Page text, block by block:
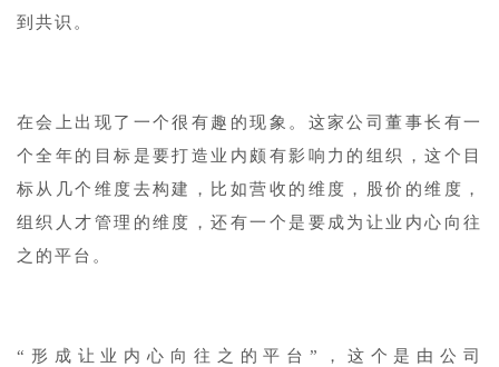
到共识。
在会上出现了一个很有趣的现象。这家公司董事长有一
个全年的目标是要打造业内颇有影响力的组织，这个目
标从几个维度去构建，比如营收的维度，股价的维度，
组织人才管理的维度，还有一个是要成为让业内心向往
之的平台。
“形成让业内心向往之的平台”，这个是由公司